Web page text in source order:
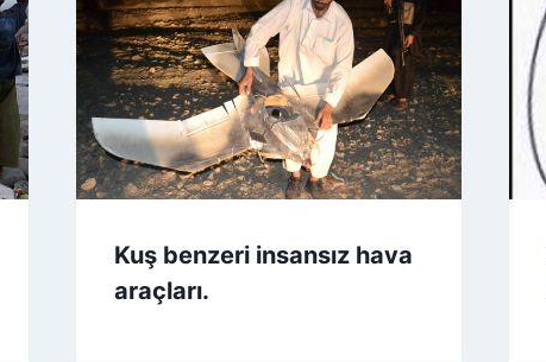
Kuş benzeri insansız hava
araçları.